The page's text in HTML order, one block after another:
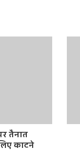
तैनात
काटने